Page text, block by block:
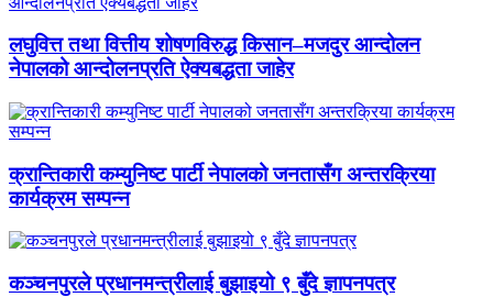
लघुवित्त तथा वित्तीय शोषणविरुद्ध किसान–मजदुर आन्दोलन
नेपालको आन्दोलनप्रति ऐक्यबद्धता जाहेर
क्रान्तिकारी कम्युनिष्ट पार्टी नेपालको जनतासँग अन्तरक्रिया
कार्यक्रम सम्पन्न
कञ्चनपुरले प्रधानमन्त्रीलाई बुझाइयो ९ बुँदे ज्ञापनपत्र